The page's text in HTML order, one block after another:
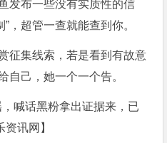
发布一些没有实质性的信
，超管一查就能查到你。
征集线索，若是看到有故意
自己，她一个一个告。